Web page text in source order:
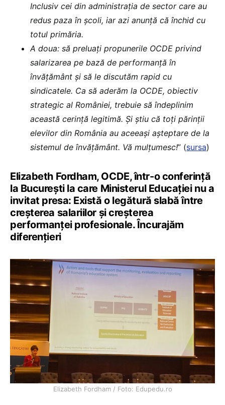
Inclusiv cei din administrația de sector care au
redus paza în școli, iar azi anunță că închid cu
totul primăria.
A doua: să preluați propunerile OCDE privind
salarizarea pe bază de performanță în
învățământ și să le discutăm rapid cu
sindicatele. Ca să aderăm la OCDE, obiectiv
strategic al României, trebuie să îndeplinim
această cerință legitimă. Și știu că toți părinții
elevilor din România au aceeași așteptare de la
sistemul de învățământ. Vă mulțumesc!” (sursa)
Elizabeth Fordham, OCDE, într-o conferință
la București la care Ministerul Educației nu a
invitat presa: Există o legătură slabă între
creșterea salariilor și creșterea
performanței profesionale. Încurajăm
diferențieri
Elizabeth Fordham / Foto: Edupedu.ro